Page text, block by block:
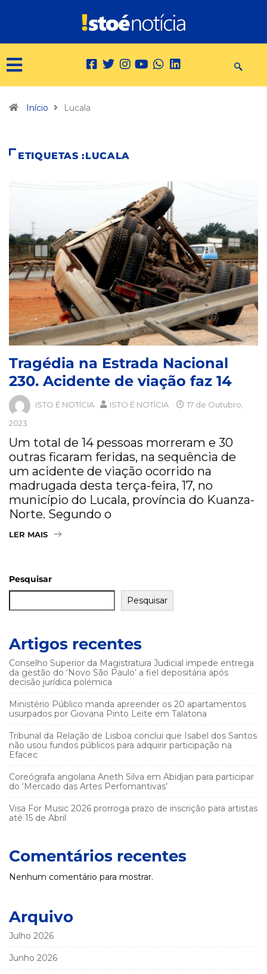
Início Lucala
ETIQUETAS :LUCALA
Tragédia na Estrada Nacional
230. Acidente de viação faz 14
ISTO É NOTÍCIA ISTO É NOTÍCIA
17 de Outubro,
2023
Um total de 14 pessoas morreram e 30
outras ficaram feridas, na sequência de
um acidente de viação ocorrido na
madrugada desta terça-feira, 17, no
município do Lucala, província do Kuanza-
Norte. Segundo o
LER MAIS
Pesquisar
Pesquisar
Artigos recentes
Conselho Superior da Magistratura Judicial impede entrega
da gestão do ‘Novo São Paulo’ a fiel depositária após
decisão jurídica polémica
Ministério Público manda apreender os 20 apartamentos
usurpados por Giovana Pinto Leite em Talatona
Tribunal da Relação de Lisboa conclui que Isabel dos Santos
não usou fundos públicos para adquirir participação na
Efacec
Coreógrafa angolana Aneth Silva em Abidjan para participar
do ‘Mercado das Artes Perfomantivas’
Visa For Music 2026 prorroga prazo de inscrição para artistas
até 15 de Abril
Comentários recentes
Nenhum comentário para mostrar.
Arquivo
Julho 2026
Junho 2026